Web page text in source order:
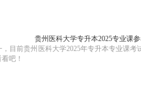
贵州医科大学专升本2025专业课
目前贵州医科大学2025年专升本专业课
吧！